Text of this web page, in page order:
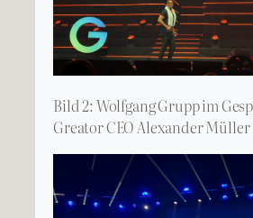
Bild 2: Wolfgang Grupp im
Greator CEO Alexander Müller